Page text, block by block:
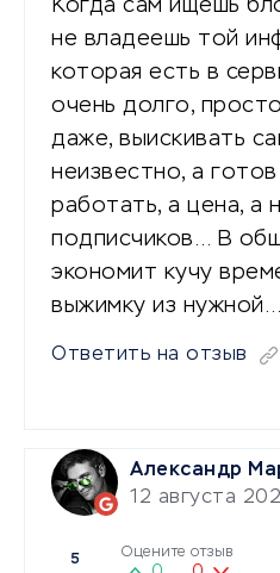
Когда сам ищешь
не владеешь той
которая есть в
очень долго,
даже, выискивать
неизвестно, а
работать, а цена, а
подписчиков… В
экономит кучу
выжимку из нужной…
Ответить на отзыв
Александр
12 августа
5 Оцените отзыв